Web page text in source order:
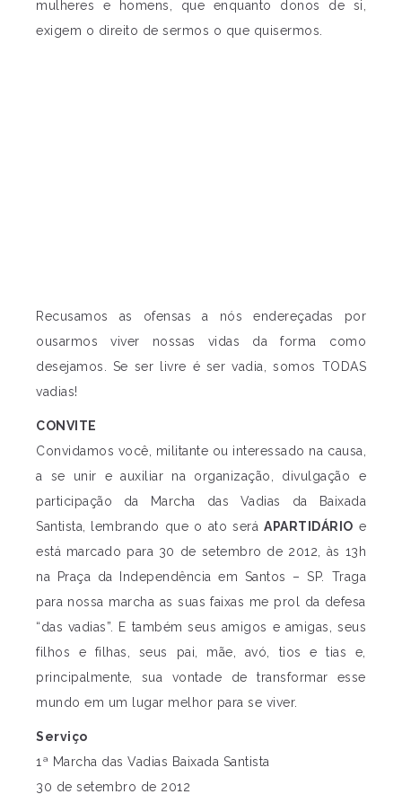
mulheres e homens, que enquanto donos de si,
exigem o direito de sermos o que quisermos.
Recusamos as ofensas a nós endereçadas por
ousarmos viver nossas vidas da forma como
desejamos. Se ser livre é ser vadia, somos TODAS
vadias!
CONVITE
Convidamos você, militante ou interessado na causa,
a se unir e auxiliar na organização, divulgação e
participação da Marcha das Vadias da Baixada
Santista, lembrando que o ato seráAPARTIDÁRIO e
está marcado para 30 de setembro de 2012, às 13h
na Praça da Independência em Santos – SP. Traga
para nossa marcha as suas faixas me prol da defesa
“das vadias”. E também seus amigos e amigas, seus
filhos e filhas, seus pai, mãe, avó, tios e tias e,
principalmente, sua vontade de transformar esse
mundo em um lugar melhor para se viver.
Serviço
1ª Marcha das Vadias Baixada Santista
30 de setembro de 2012